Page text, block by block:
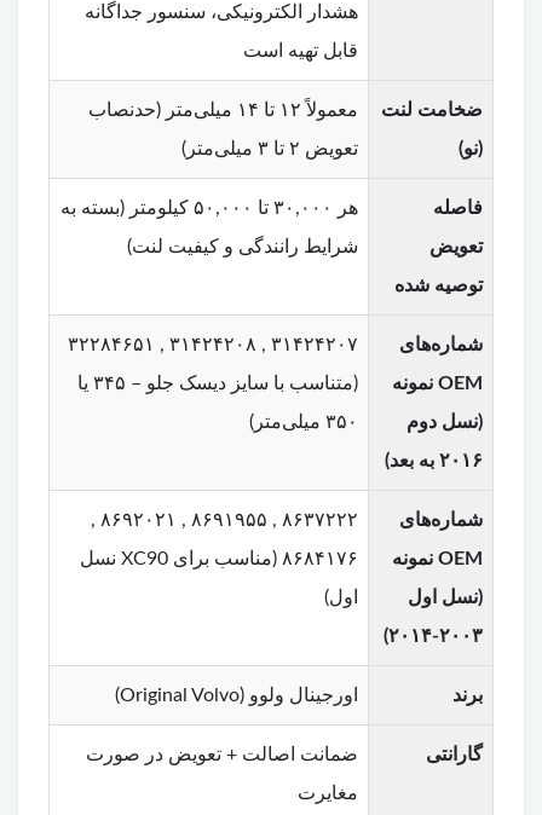
هشدار الکترونیکی، سنسور جداگانه
قابل تهیه است
ضخامت لنت
(نو)
معمولاً ۱۲ تا ۱۴ میلی‌متر (حدنصاب
تعویض ۲ تا ۳ میلی‌متر)
فاصله
تعویض
توصیه شده
هر ۳۰,۰۰۰ تا ۵۰,۰۰۰ کیلومتر (بسته به
شرایط رانندگی و کیفیت لنت)
شماره‌های
OEM نمونه
(نسل دوم
۲۰۱۶ به بعد)
۳۱۴۲۴۲۰۷ , ۳۱۴۲۴۲۰۸ , ۳۲۲۸۴۶۵۱
(متناسب با سایز دیسک جلو – ۳۴۵ یا
۳۵۰ میلی‌متر)
شماره‌های
OEM نمونه
(نسل اول
۲۰۰۳-۲۰۱۴)
۸۶۳۷۲۲۲ , ۸۶۹۱۹۵۵ , ۸۶۹۲۰۲۱ ,
۸۶۸۴۱۷۶ (مناسب برای XC90 نسل
اول)
برند اورجینال ولوو (Original Volvo)
گارانتی
ضمانت اصالت + تعویض در صورت
مغایرت